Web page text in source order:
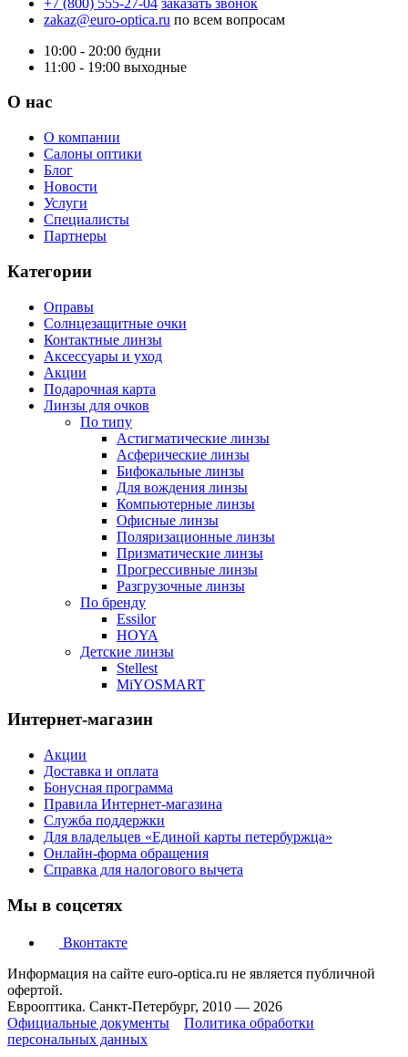
zakaz@euro-optica.ru по всем вопросам
10:00 - 20:00 будни
11:00 - 19:00 выходные
О нас
О компании
Салоны оптики
Блог
Новости
Услуги
Специалисты
Партнеры
Категории
Оправы
Солнцезащитные очки
Контактные линзы
Аксессуары и уход
Акции
Подарочная карта
Линзы для очков
По типу
Астигматические линзы
Асферические линзы
Бифокальные линзы
Для вождения линзы
Компьютерные линзы
Офисные линзы
Поляризационные линзы
Призматические линзы
Прогрессивные линзы
Разгрузочные линзы
По бренду
Essilor
HOYA
Детские линзы
Stellest
MiYOSMART
Интернет-магазин
Акции
Доставка и оплата
Бонусная программа
Правила Интернет-магазина
Служба поддержки
Для владельцев «Единой карты петербуржца»
Онлайн-форма обращения
Справка для налогового вычета
Мы в соцсетях
Вконтакте
Информация на сайте euro-optica.ru не является публичной
офертой.
Еврооптика. Санкт-Петербург, 2010 — 2026
Официальные документы
Политика обработки
персональных данных